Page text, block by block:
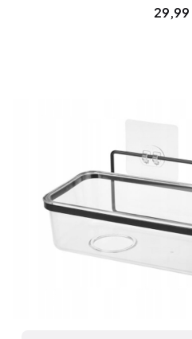
Cena
29,99